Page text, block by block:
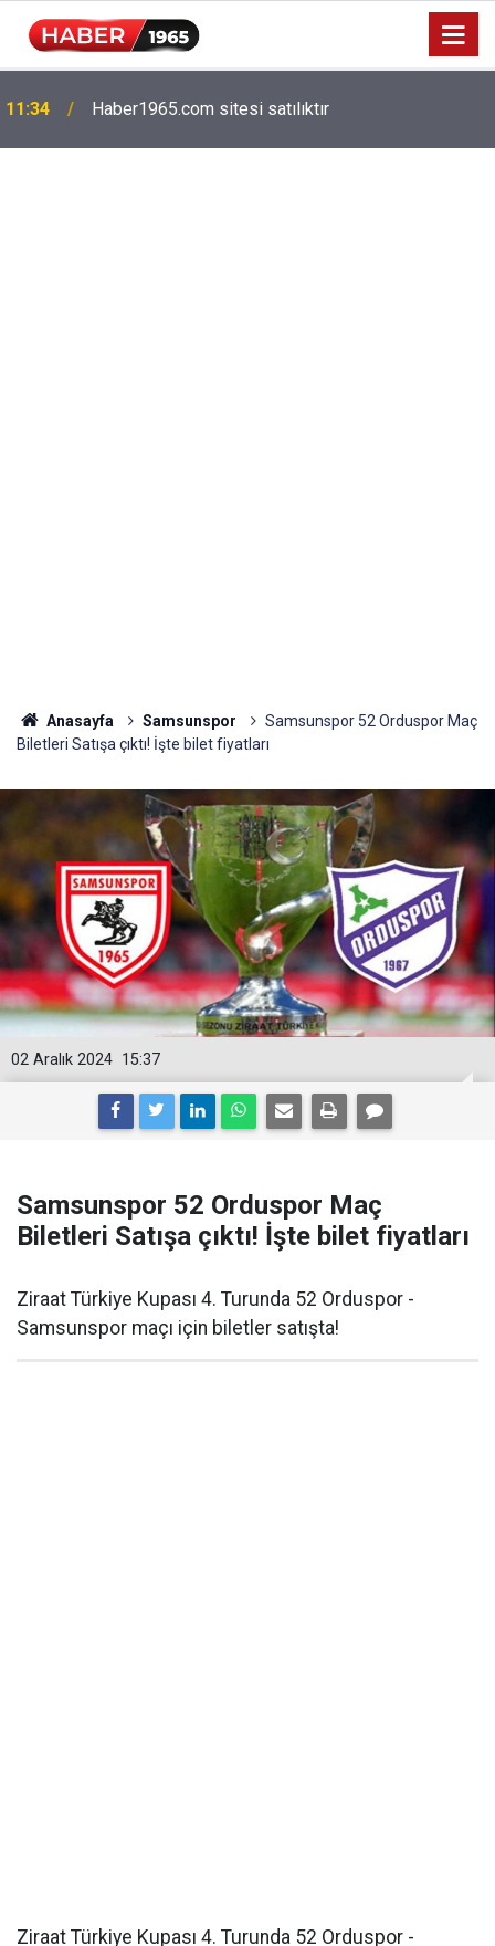
15:52
hesaplarda
Anasayfa Samsunspor
Samsunspor 52 Orduspor Maç
Biletleri Satışa çıktı! İşte bilet fiyatları
15:37
02 Aralık 2024
Samsunspor 52 Orduspor Maç
Biletleri Satışa çıktı! İşte bilet fiyatları
Ziraat Türkiye Kupası 4. Turunda 52 Orduspor -
Samsunspor maçı için biletler satışta!
Ziraat Türkiye Kupası 4. Turunda 52 Orduspor -